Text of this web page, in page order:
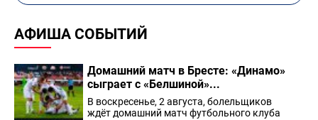
АФИША СОБЫТИЙ
Домашний матч в Бресте: «Динамо»
сыграет с «Белшиной»...
В воскресенье, 2 августа, болельщиков
ждёт домашний матч футбольного клуба